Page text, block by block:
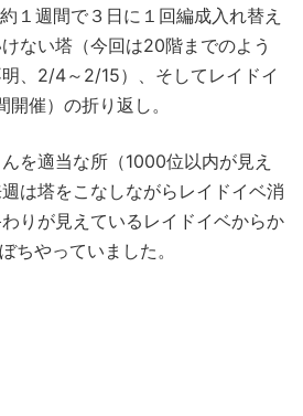
１週間で３日に１回編成入れ替え
ない塔（今回は20階までのよう
、2/4～2/15）、そしてレイドイ
催）の折り返し。
を適当な所（1000位以内が見え
は塔をこなしながらレイドイベ消
りが見えているレイドイベからか
ちやっていました。